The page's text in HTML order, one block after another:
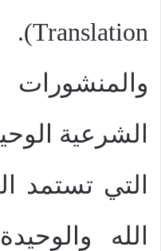
Translation
والمنشورات
الشرعية
التي تستمد
الله